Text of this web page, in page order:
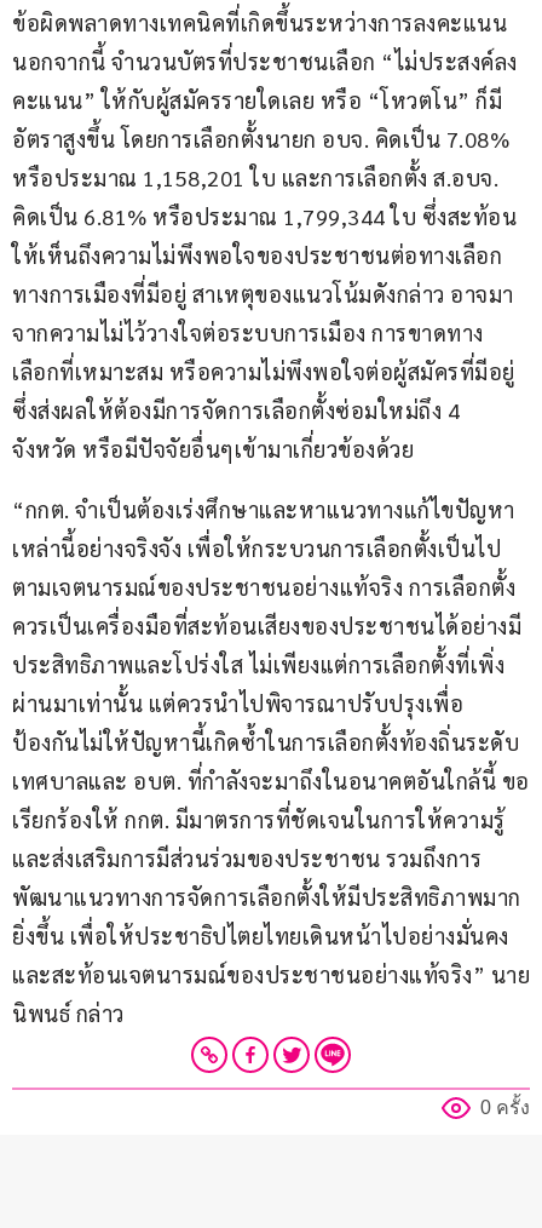
ข้อผิดพลาดทางเทคนิคที่เกิดขึ้นระหว่างการลงคะแนน
นอกจากนี้ จำนวนบัตรที่ประชาชนเลือก “ไม่ประสงค์ลง
คะแนน” ให้กับผู้สมัครรายใดเลย หรือ “โหวตโน” ก็มี
อัตราสูงขึ้น โดยการเลือกตั้งนายก อบจ. คิดเป็น 7.08%
หรือประมาณ 1,158,201 ใบ และการเลือกตั้ง ส.อบจ.
คิดเป็น 6.81% หรือประมาณ 1,799,344 ใบ ซึ่งสะท้อน
ให้เห็นถึงความไม่พึงพอใจของประชาชนต่อทางเลือก
ทางการเมืองที่มีอยู่ สาเหตุของแนวโน้มดังกล่าว อาจมา
จากความไม่ไว้วางใจต่อระบบการเมือง การขาดทาง
เลือกที่เหมาะสม หรือความไม่พึงพอใจต่อผู้สมัครที่มีอยู่
ซึ่งส่งผลให้ต้องมีการจัดการเลือกตั้งซ่อมใหม่ถึง 4
จังหวัด หรือมีปัจจัยอื่นๆเข้ามาเกี่ยวข้องด้วย
“กกต. จำเป็นต้องเร่งศึกษาและหาแนวทางแก้ไขปัญหา
เหล่านี้อย่างจริงจัง เพื่อให้กระบวนการเลือกตั้งเป็นไป
ตามเจตนารมณ์ของประชาชนอย่างแท้จริง การเลือกตั้ง
ควรเป็นเครื่องมือที่สะท้อนเสียงของประชาชนได้อย่างมี
ประสิทธิภาพและโปร่งใส ไม่เพียงแต่การเลือกตั้งที่เพิ่ง
ผ่านมาเท่านั้น แต่ควรนำไปพิจารณาปรับปรุงเพื่อ
ป้องกันไม่ให้ปัญหานี้เกิดซ้ำในการเลือกตั้งท้องถิ่นระดับ
เทศบาลและ อบต. ที่กำลังจะมาถึงในอนาคตอันใกล้นี้ ขอ
เรียกร้องให้ กกต. มีมาตรการที่ชัดเจนในการให้ความรู้
และส่งเสริมการมีส่วนร่วมของประชาชน รวมถึงการ
พัฒนาแนวทางการจัดการเลือกตั้งให้มีประสิทธิภาพมาก
ยิ่งขึ้น เพื่อให้ประชาธิปไตยไทยเดินหน้าไปอย่างมั่นคง
และสะท้อนเจตนารมณ์ของประชาชนอย่างแท้จริง” นาย
นิพนธ์ กล่าว
0 ครั้ง